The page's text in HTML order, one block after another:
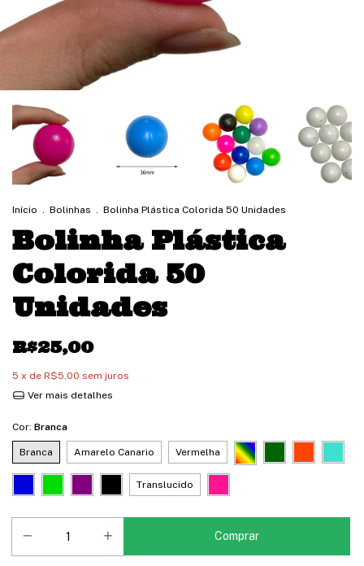
Início . Bolinhas . Bolinha Plástica Colorida 50 Unidades
Bolinha Plástica
Colorida 50
Unidades
R$25,00
5 x de R$5,00 sem juros
Ver mais detalhes
Cor: Branca
Branca Amarelo Canario Vermelha
Translucido